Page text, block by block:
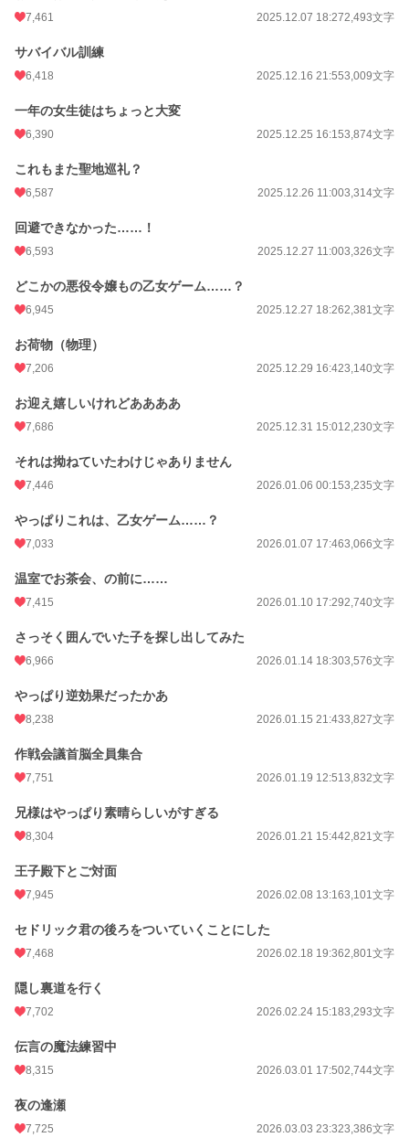
7,461 2025.12.07 18:272,493文字
サバイバル訓練
6,418 2025.12.16 21:553,009文字
一年の女生徒はちょっと大変
6,390 2025.12.25 16:153,874文字
これもまた聖地巡礼？
6,587 2025.12.26 11:003,314文字
回避できなかった……！
6,593 2025.12.27 11:003,326文字
どこかの悪役令嬢もの乙女ゲーム……？
6,945 2025.12.27 18:262,381文字
お荷物（物理）
7,206 2025.12.29 16:423,140文字
お迎え嬉しいけれどああああ
7,686 2025.12.31 15:01 2,230文字
それは拗ねていたわけじゃありません
7,446 2026.01.06 00:153,235文字
やっぱりこれは、乙女ゲーム……？
7,033 2026.01.07 17:463,066文字
温室でお茶会、の前に……
7,415 2026.01.10 17:292,740文字
さっそく囲んでいた子を探し出してみた
6,966 2026.01.14 18:303,576文字
やっぱり逆効果だったかあ
8,238 2026.01.15 21:433,827文字
作戦会議首脳全員集合
7,751 2026.01.19 12:51 3,832文字
兄様はやっぱり素晴らしいがすぎる
8,304 2026.01.21 15:442,821文字
王子殿下とご対面
7,945 2026.02.08 13:163,101文字
セドリック君の後ろをついていくことにした
7,468 2026.02.18 19:362,801文字
隠し裏道を行く
7,702 2026.02.24 15:183,293文字
伝言の魔法練習中
8,315 2026.03.01 17:502,744文字
夜の逢瀬
7,725 2026.03.03 23:323,386文字